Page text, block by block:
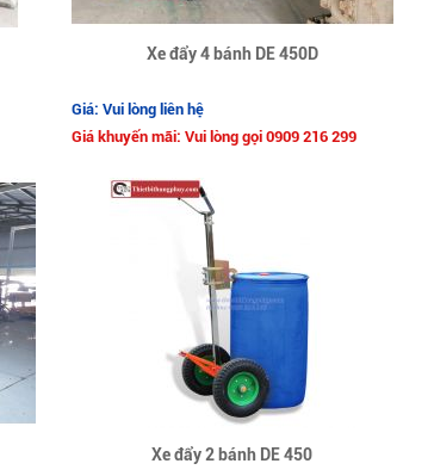
Xe đẩy 4 bánh DE 450D
Giá: Vui lòng liên hệ
Giá khuyến mãi: Vui lòng gọi 0909 216 299
Xe đẩy 2 bánh DE 450